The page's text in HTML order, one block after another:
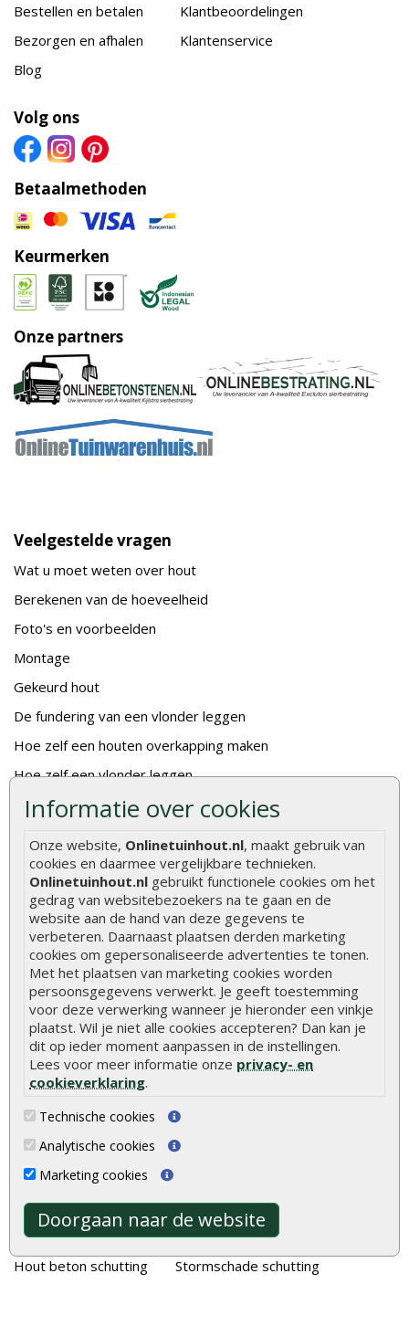
Informatie over cookies
Onze website, Onlinetuinhout.nl, maakt gebruik van
cookies en daarmee vergelijkbare technieken.
Onlinetuinhout.nl gebruikt functionele cookies om het
gedrag van websitebezoekers na te gaan en de
website aan de hand van deze gegevens te
verbeteren. Daarnaast plaatsen derden marketing
cookies om gepersonaliseerde advertenties te tonen.
Met het plaatsen van marketing cookies worden
persoonsgegevens verwerkt. Je geeft toestemming
voor deze verwerking wanneer je hieronder een vinkje
plaatst. Wil je niet alle cookies accepteren? Dan kan je
dit op ieder moment aanpassen in de instellingen.
Lees voor meer informatie onze privacy- en
cookieverklaring.
Technische cookies
Analytische cookies
Marketing cookies
Doorgaan naar de website
Bestellen en betalen
Bezorgen en afhalen
Blog
Klantbeoordelingen
Klantenservice
Volg ons
Betaalmethoden
Keurmerken
Onze partners
Veelgestelde vragen
Wat u moet weten over hout
Berekenen van de hoeveelheid
Foto's en voorbeelden
Montage
Gekeurd hout
De fundering van een vlonder leggen
Hoe zelf een houten overkapping maken
Hoe zelf een vlonder leggen
Hoe betonpaal plaatsen
Hoe schutting plaatsen
De 9 beste tuinschermen van Onlinetuinhout.nl
Stijlvolle houtsoorten voor in de tuin
Duurzame tuin
Welke palen voor een schapenhek
Alle populaire categorieën
Tuinhout
Schutting
Vlonderplanken
Tuinpalen
Tuinhekken
Tuinhuizen
Blokhutten
Overkappingen
Hout beton schutting
Tuindeuren
Tuinschermen
Steigerplanken
Douglas hout
Aanbiedingen
Merken
Stormschade schutting